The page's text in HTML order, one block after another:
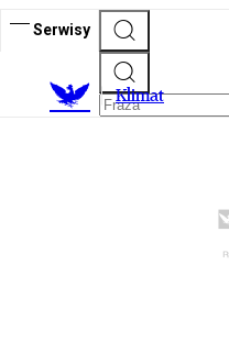
Serwisy
Klimat